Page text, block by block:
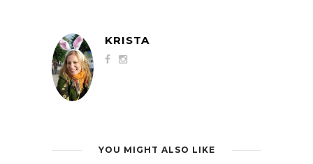
KRISTA
YOU MIGHT ALSO LIKE